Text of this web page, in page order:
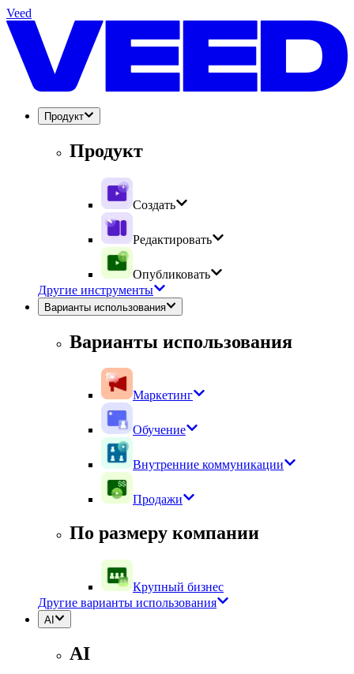
Veed
Продукт
Продукт
Создать
Редактировать
Опубликовать
Другие инструменты
Варианты использования
Варианты использования
Маркетинг
Обучение
Внутренние коммуникации
Продажи
По размеру компании
Крупный бизнес
Другие варианты использования
AI
AI